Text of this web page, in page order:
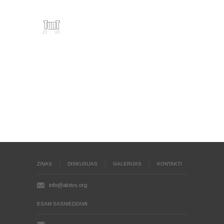
ZIŅAS DISKUSIJAS GALERIJAS KONTAKTI
info@aktivs.org
ESAM SASNIEDZAMI